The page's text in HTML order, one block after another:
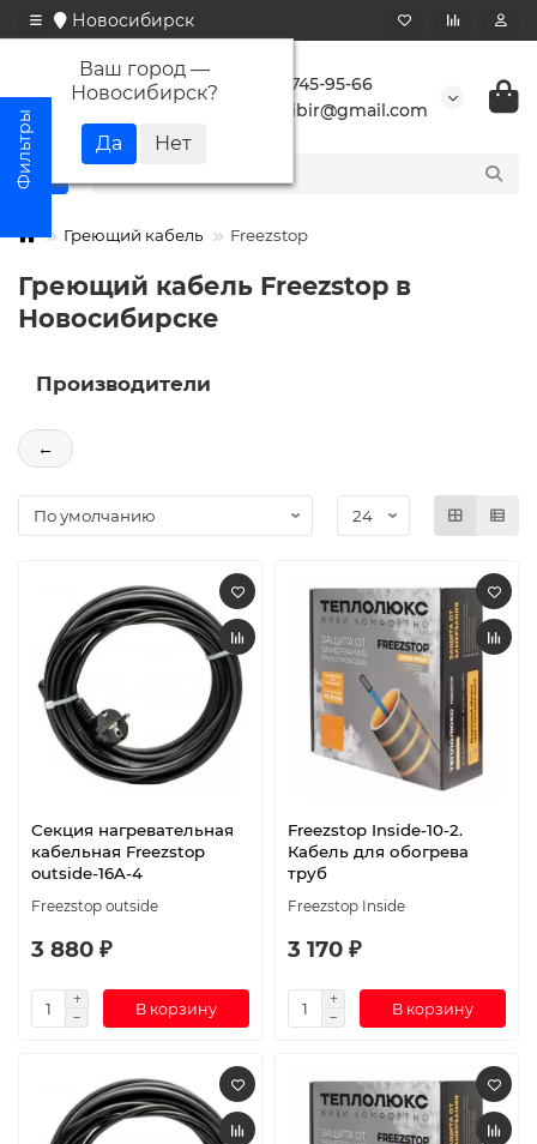
Новосибирск
Ваш город —
Новосибирск?
+7 923 745-95-66
buransibir@gmail.com
Греющий кабель Freezstop
Греющий кабель Freezstop в
Новосибирске
Производители
←
Секция нагревательная
кабельная Freezstop
outside-16A-4
Freezstop outside
3 880 ₽
В корзину
Freezstop Inside-10-2.
Кабель для обогрева
труб
Freezstop Inside
3 170 ₽
В корзину